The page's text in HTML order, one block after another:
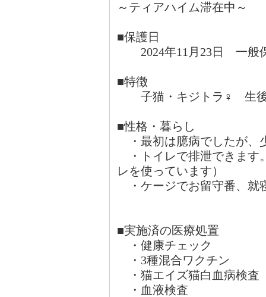
～ティアハイム滞在中～
■保護日
2024年11月23日 一般
■特徴
子猫・キジトラ♀ 生後
■性格・暮らし
・最初は臆病でしたが、
・トイレで排泄できます
レを使っています）
・ケージでお留守番、就
■実施済の医療処置
・健康チェック
・3種混合ワクチン
・猫エイズ猫白血病検査
・血液